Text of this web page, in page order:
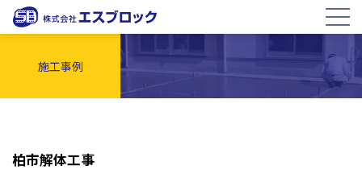
施工事例
柏市解体工事